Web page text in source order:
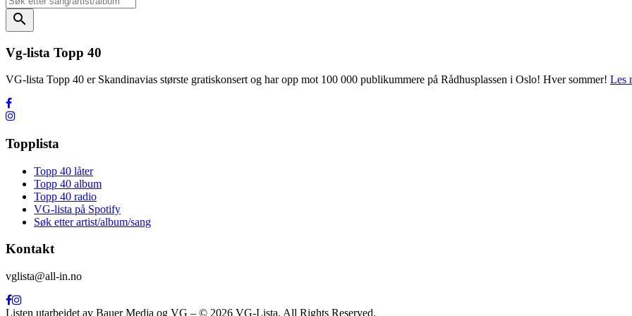
search
Vg-lista Topp 40
VG-lista Topp 40 er Skandinavias største gratiskonsert og har opp mot 100 000 publikummere på Rådhusplassen i Oslo! Hver sommer! Les
Topplista
Topp 40 låter
Topp 40 album
Topp 40 radio
VG-lista på Spotify
Søk etter artist/album/sang
Kontakt
vglista@all-in.no
Listen utarbeidet av Bauer Media og VG – © 2026 VG-Lista. All Rights Reserved.